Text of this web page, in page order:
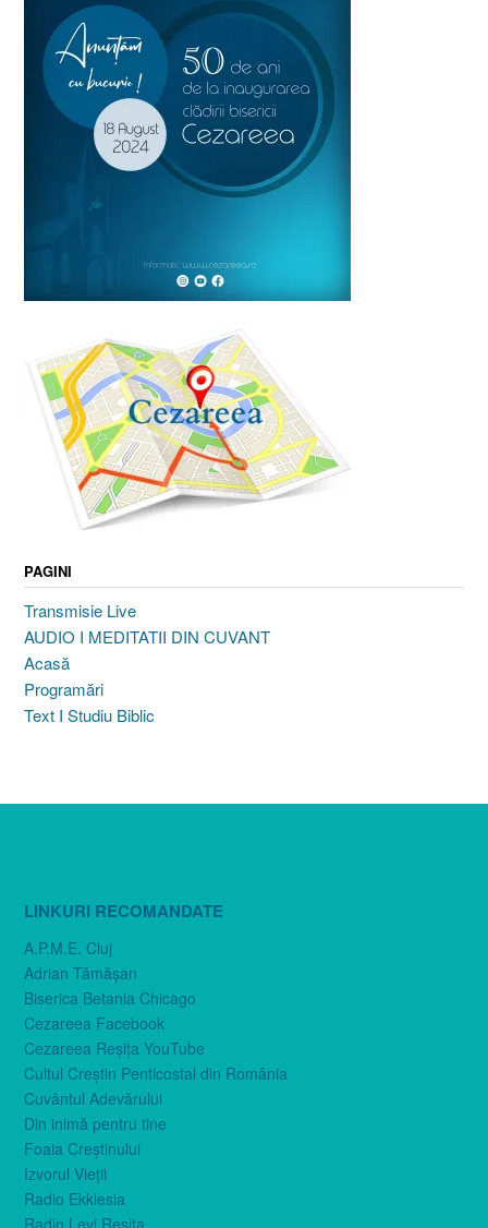
PAGINI
Transmisie Live
AUDIO I MEDITATII DIN CUVANT
Acasă
Programări
Text I Studiu Biblic
LINKURI RECOMANDATE
A.P.M.E. Cluj
Adrian Tămăşan
Biserica Betania Chicago
Cezareea Facebook
Cezareea Reşiţa YouTube
Cultul Creştin Penticostal din România
Cuvântul Adevărului
Din inimă pentru tine
Foaia Creştinului
Izvorul Vieţii
Radio Ekklesia
Radio Levi Reşiţa